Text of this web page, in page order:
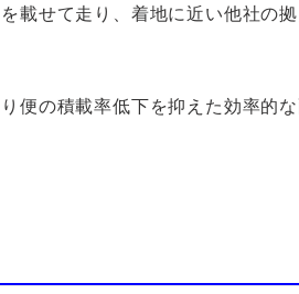
載せて走り、着地に近い他社の
便の積載率低下を抑えた効率的な